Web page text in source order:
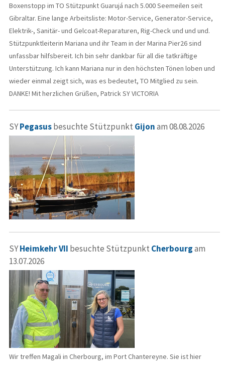
Boxenstopp im TO Stützpunkt Guarujá nach 5.000 Seemeilen seit
Gibraltar. Eine lange Arbeitsliste: Motor-Service, Generator-Service,
Elektrik-, Sanitär- und Gelcoat-Reparaturen, Rig-Check und und und.
Stützpunktleiterin Mariana und ihr Team in der Marina Pier26 sind
unfassbar hilfsbereit. Ich bin sehr dankbar für all die tatkräftige
Unterstützung. Ich kann Mariana nur in den höchsten Tönen loben und
wieder einmal zeigt sich, was es bedeutet, TO Mitglied zu sein.
DANKE! Mit herzlichen Grüßen, Patrick SY VICTORIA
SYPegasusbesuchte Stützpunkt Gijonam 08.08.2026
SYHeimkehr VII besuchte Stützpunkt Cherbourgam
13.07.2026
Wir treffen Magali in Cherbourg, im Port Chantereyne. Sie ist hier